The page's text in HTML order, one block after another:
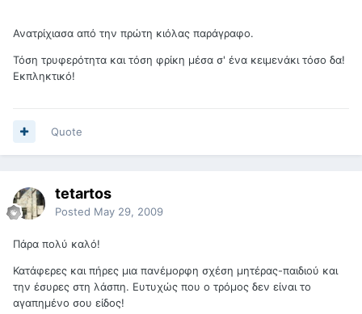
Ανατρίχιασα από την πρώτη κιόλας παράγραφο.
Τόση τρυφερότητα και τόση φρίκη μέσα σ' ένα κειμενάκι τόσο δα!
Εκπληκτικό!
Quote
tetartos
Posted May 29, 2009
Πάρα πολύ καλό!
Κατάφερες και πήρες μια πανέμορφη σχέση μητέρας-παιδιού και
την έσυρες στη λάσπη. Ευτυχώς που ο τρόμος δεν είναι το
αγαπημένο σου είδος!